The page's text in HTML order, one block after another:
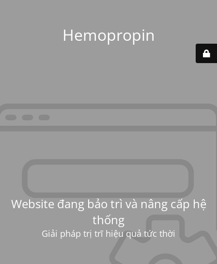
Hemopropin
Website đang bảo trì và nâng cấp hệ
thống
Giải pháp trị trĩ hiệu quả tức thời